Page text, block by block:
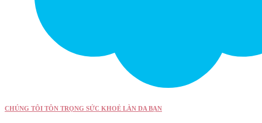
CHÚNG TÔI TÔN TRỌNG SỨC KHOẺ LÀN DA BẠN